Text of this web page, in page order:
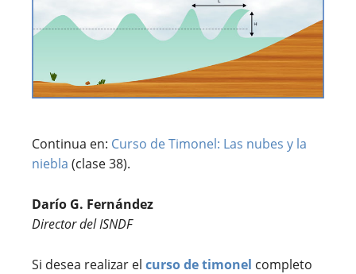
Continua en: Curso de Timonel: Las nubes y la
niebla (clase 38).
Darío G. Fernández
Director del ISNDF
Si desea realizar el curso de timonel completo